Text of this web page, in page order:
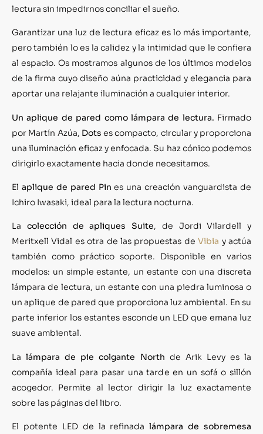
lectura sin impedirnos conciliar el sueño.
Garantizar una luz de lectura eficaz es lo más importante,
pero también lo es la calidez y la intimidad que le confiera
al espacio. Os mostramos algunos de los últimos modelos
de la firma cuyo diseño aúna practicidad y elegancia para
aportar una relajante iluminación a cualquier interior.
Un aplique de pared como lámpara de lectura. Firmado
por Martín Azúa, Dots es compacto, circular y proporciona
una iluminación eficaz y enfocada. Su haz cónico podemos
dirigirlo exactamente hacia donde necesitamos.
El aplique de pared Pines una creación vanguardista de
Ichiro Iwasaki, ideal para la lectura nocturna.
La colección de apliques Suite, de Jordi Vilardell y
Meritxell Vidal es otra de las propuestas deVibia y actúa
también como práctico soporte. Disponible en varios
modelos: un simple estante, un estante con una discreta
lámpara de lectura, un estante con una piedra luminosa o
un aplique de pared que proporciona luz ambiental. En su
parte inferior los estantes esconde un LED que emana luz
suave ambiental.
La lámpara de pie colgante North de Arik Levy es la
compañía ideal para pasar una tarde en un sofá o sillón
acogedor. Permite al lector dirigir la luz exactamente
sobre las páginas del libro.
El potente LED de la refinadalámpara de sobremesa